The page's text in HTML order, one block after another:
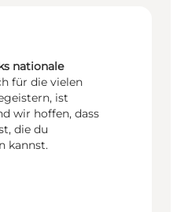
nationale
für die vielen
ist
wir hoffen, dass
die du
kannst.